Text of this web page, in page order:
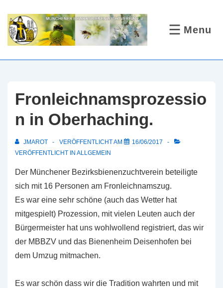
Zum
Inhalt
Menu
MENÜ
Fronleichnamsprozessio
n in Oberhaching.
JMAROT VERÖFFENTLICHT AM
16/06/2017
VERÖFFENTLICHT IN ALLGEMEIN
Der Münchener Bezirksbienenzuchtverein beteiligte
sich mit 16 Personen am Fronleichnamszug.
Es war eine sehr schöne (auch das Wetter hat
mitgespielt) Prozession, mit vielen Leuten auch der
Bürgermeister hat uns wohlwollend registriert, das wir
der MBBZV und das Bienenheim Deisenhofen bei
dem Umzug mitmachen.
Es war schön dass wir die Tradition wahrten und mit